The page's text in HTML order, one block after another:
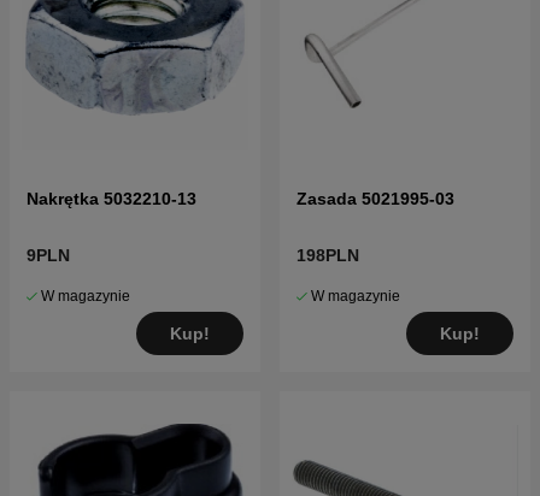
Nakrętka 5032210-13
9PLN
W magazynie
Kup!
Zasada 5021995-03
198PLN
W magazynie
Kup!